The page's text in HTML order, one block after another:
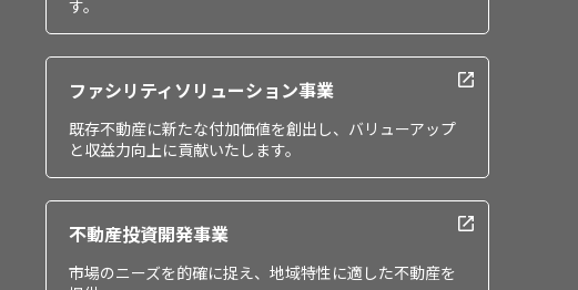
す。
ファシリティソリューション事業
既存不動産に新たな付加価値を創出し、バリューアップ
と収益力向上に貢献いたします。
不動産投資開発事業
市場のニーズを的確に捉え、地域特性に適した不動産を